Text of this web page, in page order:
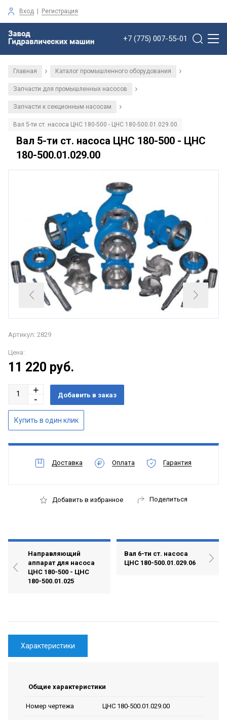
Вход | Регистрация
+7 (775) 007-55-01
Главная / Каталог промышленного оборудования /
Запчасти для промышленных насосов /
Запчасти к секционным насосам /
Вал 5-ти ст. насоса ЦНС 180-500 - ЦНС 180-500.01.029.00
Вал 5-ти ст. насоса ЦНС 180-500 - ЦНС
180-500.01.029.00
Артикул: 2829
Цена:
11 220 руб.
Доставка Оплата Гарантия
Добавить в избранное Поделиться
Направляющий
аппарат для насоса
ЦНС 180-500 - ЦНС
180-500.01.025
Вал 6-ти ст. насоса
ЦНС 180-500.01.029.06
Характеристики
Общие характеристики
Номер чертежа ЦНС 180-500.01.029.00